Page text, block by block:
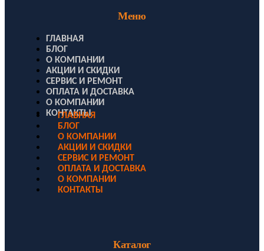
Меню
ГЛАВНАЯ
БЛОГ
О КОМПАНИИ
АКЦИИ И СКИДКИ
СЕРВИС И РЕМОНТ
ОПЛАТА И ДОСТАВКА
О КОМПАНИИ
КОНТАКТЫ
ГЛАВНАЯ
БЛОГ
О КОМПАНИИ
АКЦИИ И СКИДКИ
СЕРВИС И РЕМОНТ
ОПЛАТА И ДОСТАВКА
О КОМПАНИИ
КОНТАКТЫ
Каталог